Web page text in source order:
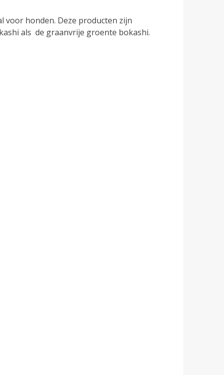
voor honden. Deze producten zijn
als de graanvrije groente bokashi.